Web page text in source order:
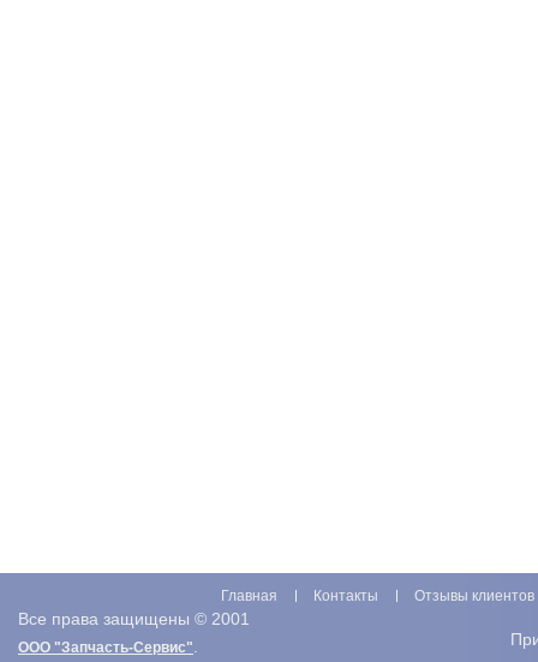
Главная Контакты Отзывы клиентов
Все права защищены © 2001
ООО "Запчасть-Сервис".